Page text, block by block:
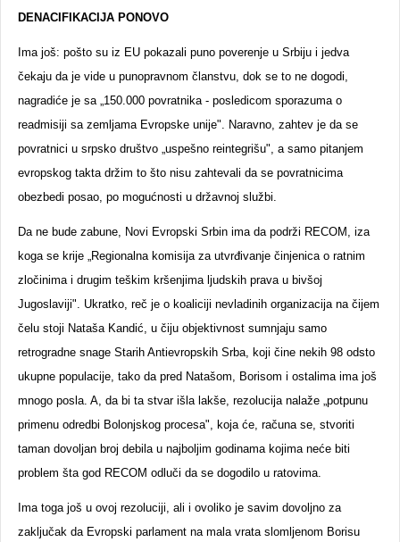
DENACIFIKACIJA PONOVO
Ima još: pošto su iz EU pokazali puno poverenje u Srbiju i jedva
čekaju da je vide u punopravnom članstvu, dok se to ne dogodi,
nagradiće je sa „150.000 povratnika - posledicom sporazuma o
readmisiji sa zemljama Evropske unije". Naravno, zahtev je da se
povratnici u srpsko društvo „uspešno reintegrišu", a samo pitanjem
evropskog takta držim to što nisu zahtevali da se povratnicima
obezbedi posao, po mogućnosti u državnoj službi.
Da ne bude zabune, Novi Evropski Srbin ima da podrži RECOM, iza
koga se krije „Regionalna komisija za utvrđivanje činjenica o ratnim
zločinima i drugim teškim kršenjima ljudskih prava u bivšoj
Jugoslaviji". Ukratko, reč je o koaliciji nevladinih organizacija na čijem
čelu stoji Nataša Kandić, u čiju objektivnost sumnjaju samo
retrogradne snage Starih Antievropskih Srba, koji čine nekih 98 odsto
ukupne populacije, tako da pred Natašom, Borisom i ostalima ima još
mnogo posla. A, da bi ta stvar išla lakše, rezolucija nalaže „potpunu
primenu odredbi Bolonjskog procesa", koja će, računa se, stvoriti
taman dovoljan broj debila u najboljim godinama kojima neće biti
problem šta god RECOM odluči da se dogodilo u ratovima.
Ima toga još u ovoj rezoluciji, ali i ovoliko je savim dovoljno za
zaključak da Evropski parlament na mala vrata slomljenom Borisu